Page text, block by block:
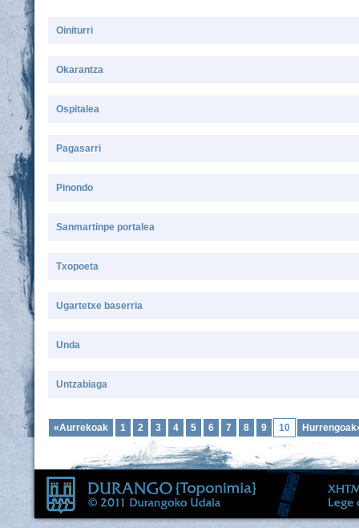
Oiniturri
Okarantza
Ospitalea
Pagasarri
Pinondo
Sanmartinpe portalea
Txopoeta
Ugartetxe baserria
Unda
Untzabiaga
«Aurrekoak 1 2 3 4 5 6 7 8 9 10